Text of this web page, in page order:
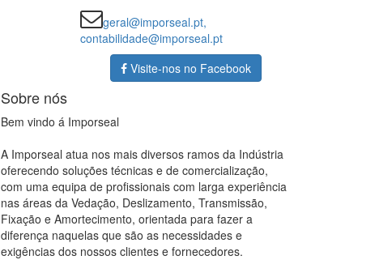
geral@imporseal.pt,
contabilidade@imporseal.pt
Visite-nos no Facebook
Sobre nós
Bem vindo á Imporseal
A Imporseal atua nos mais diversos ramos da Indústria
oferecendo soluções técnicas e de comercialização,
com uma equipa de profissionais com larga experiência
nas áreas da Vedação, Deslizamento, Transmissão,
Fixação e Amortecimento, orientada para fazer a
diferença naquelas que são as necessidades e
exigências dos nossos clientes e fornecedores.